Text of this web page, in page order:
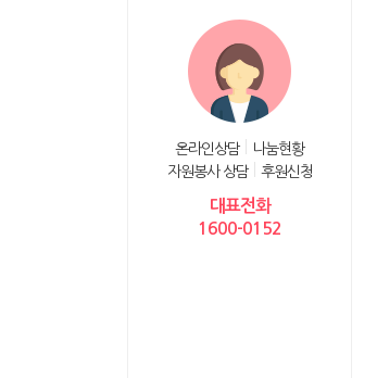
온라인상담
나눔현황
자원봉사 상담
후원신청
대표전화
1600-0152